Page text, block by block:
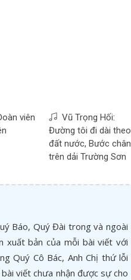
viên
Vũ Trọng Hối:
Đường tôi đi dài theo
đất nước, Bước chân
trên dải Trường Sơn
Báo, Quý Đài trong và ngoài
xuất bản của mỗi bài viết với
Quý Cô Bác, Anh Chị thứ lỗi
viết chưa nhận được sự cho